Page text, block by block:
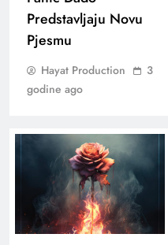
Predstavljaju Novu
Pjesmu
Hayat Production
3
godine ago